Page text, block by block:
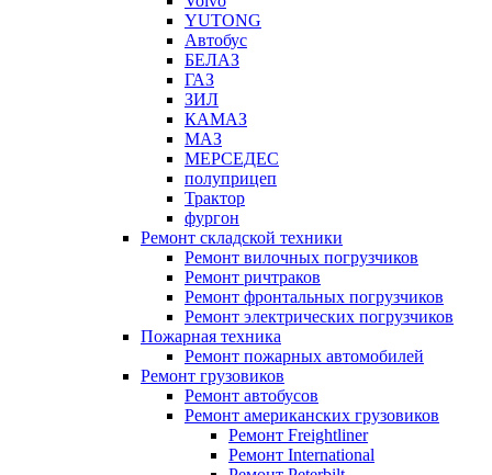
YUTONG
Автобус
БЕЛАЗ
ГАЗ
ЗИЛ
КАМАЗ
МАЗ
МЕРСЕДЕС
полуприцеп
Трактор
фургон
Ремонт складской техники
Ремонт вилочных погрузчиков
Ремонт ричтраков
Ремонт фронтальных погрузчиков
Ремонт электрических погрузчиков
Пожарная техника
Ремонт пожарных автомобилей
Ремонт грузовиков
Ремонт автобусов
Ремонт американских грузовиков
Ремонт Freightliner
Ремонт International